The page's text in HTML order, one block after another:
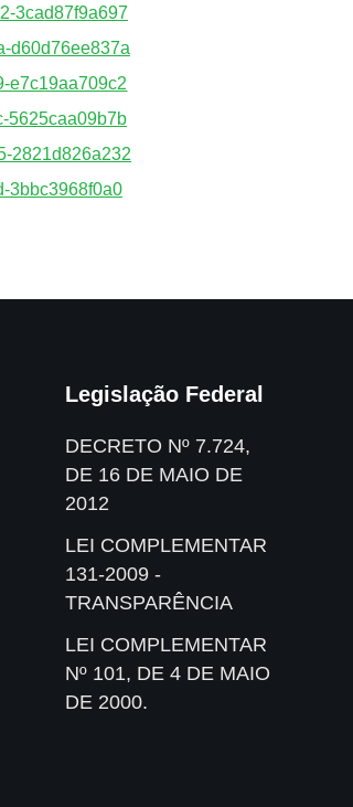
Legislação Federal
DECRETO Nº 7.724,
DE 16 DE MAIO DE
2012
LEI COMPLEMENTAR
131-2009 -
TRANSPARÊNCIA
LEI COMPLEMENTAR
Nº 101, DE 4 DE MAIO
DE 2000.